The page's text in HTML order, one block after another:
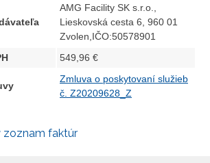
AMG Facility SK s.r.o.,
Lieskovská cesta 6, 960 01
Zvolen,IČO:50578901
549,96 €
Zmluva o poskytovaní služieb
č. Z20209628_Z
zoznam faktúr